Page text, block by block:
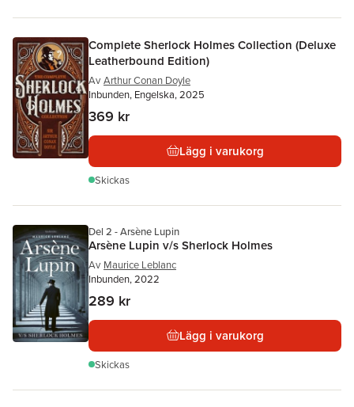
Complete Sherlock Holmes Collection (Deluxe
Leatherbound Edition)
Av Arthur Conan Doyle
Inbunden, Engelska, 2025
369 kr
Lägg i varukorg
Skickas
Del 2 - Arsène Lupin
Arsène Lupin v/s Sherlock Holmes
Av Maurice Leblanc
Inbunden, 2022
289 kr
Lägg i varukorg
Skickas